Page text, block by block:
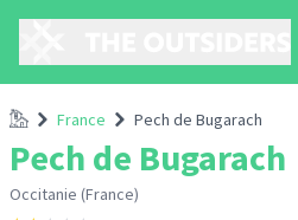
Accueil
France Pech de Bugarach
Pech de Bugarach
Occitanie (France)